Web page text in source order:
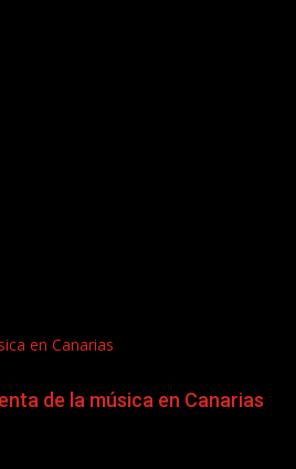
en Canarias
de la música en Canarias